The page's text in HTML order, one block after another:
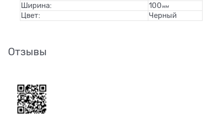
Ширина:
100мм
Цвет: Черный
Отзывы